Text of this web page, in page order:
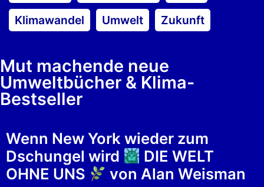
Klimawandel
Umwelt Zukunft
Mut machende neue
Umweltbücher & Klima-
Bestseller
Wenn New York wieder zum
Dschungel wird
DIE WELT
OHNE UNS
von Alan Weisman